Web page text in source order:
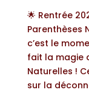
🌟 Rentrée
Parenthèses
c’est le
fait la magie
Naturelles !
sur la